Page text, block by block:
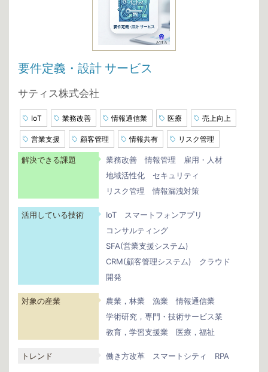
要件定義・設計 サービス
サティス株式会社
IoT 業務改善 情報通信業 医療 売上向上
営業支援 顧客管理 情報共有 リスク管理
解決できる課題 業務改善 情報管理
雇用・人材
地域活性化
セキュリティ
リスク管理
情報漏洩対策
活用している技術 IoT
スマートフォンアプリ
コンサルティング
SFA(営業支援システム)
CRM(顧客管理システム)
クラウド
開発
対象の産業 農業，林業 漁業
情報通信業
学術研究，専門・技術サービス業
教育，学習支援業
医療，福祉
トレンド 働き方改革 スマートシティ RPA